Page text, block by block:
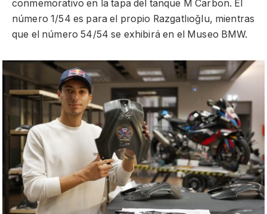
conmemorativo en la tapa del tanque M Carbon. El
número 1/54 es para el propio Razgatlıoğlu, mientras
que el número 54/54 se exhibirá en el Museo BMW.